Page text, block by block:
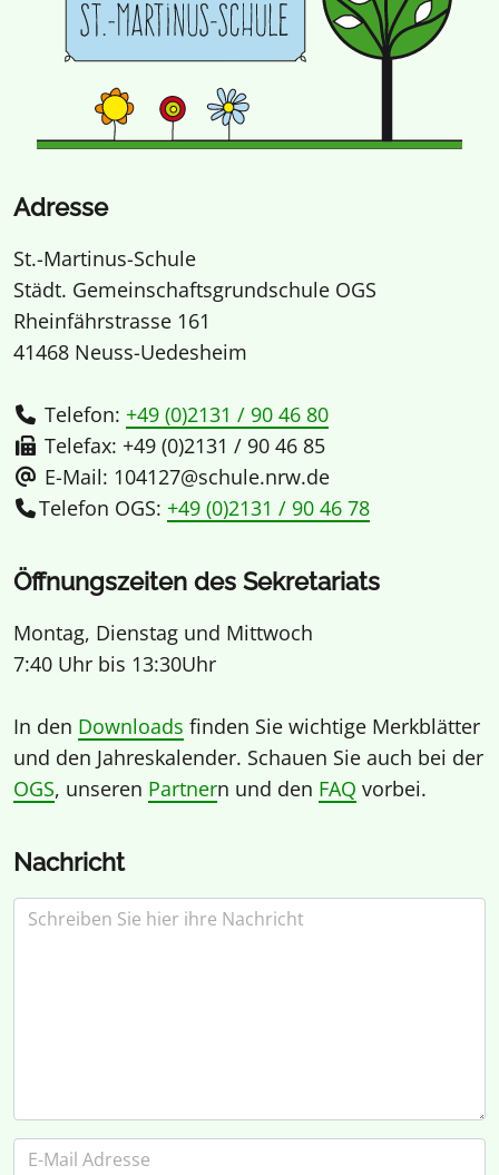
Adresse
St.-Martinus-Schule
Städt. Gemeinschaftsgrundschule OGS
Rheinfährstrasse 161
41468 Neuss-Uedesheim
Telefon: +49 (0)2131 / 90 46 80
Telefax: +49 (0)2131 / 90 46 85
E-Mail: 104127@schule.nrw.de
Telefon OGS: +49 (0)2131 / 90 46 78
Öffnungszeiten des Sekretariats
Montag, Dienstag und Mittwoch
7:40 Uhr bis 13:30Uhr
In den Downloads finden Sie wichtige Merkblätter
und den Jahreskalender. Schauen Sie auch bei der
OGS, unseren Partnern und den FAQ vorbei.
Nachricht